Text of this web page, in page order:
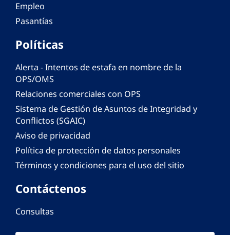
Empleo
Pasantías
Políticas
Alerta - Intentos de estafa en nombre de la
OPS/OMS
Relaciones comerciales con OPS
Sistema de Gestión de Asuntos de Integridad y
Conflictos (SGAIC)
Aviso de privacidad
Política de protección de datos personales
Términos y condiciones para el uso del sitio
Contáctenos
Consultas